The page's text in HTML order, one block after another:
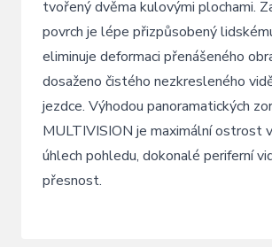
tvořený dvěma kulovými plochami.
povrch je lépe přizpůsobený
eliminuje deformaci přenášeného
dosaženo čistého nezkresleného
jezdce. Výhodou panoramatických
MULTIVISION je maximální ostrost
úhlech pohledu, dokonalé periferní
přesnost.